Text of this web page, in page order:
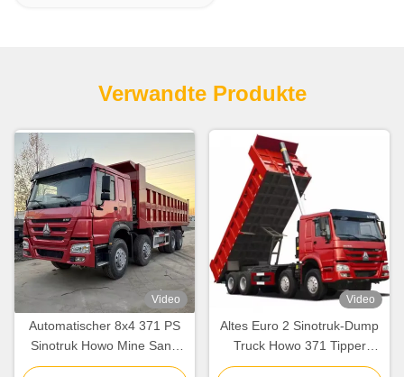
Verwandte Produkte
Video
Automatischer 8x4 371 PS
Sinotruk Howo Mine Sand
Dump Tipper Truck 40
Video
Altes Euro 2 Sinotruk-Dump
Truck Howo 371 Tipper
Truck 8 Tonnen